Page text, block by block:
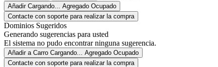
Añadir Cargando... Agregado Ocupado
Contacte con soporte para realizar la compra
Dominios Sugeridos
Generando sugerencias para usted
El sistema no pudo encontrar ninguna sugerencia.
Añadir a Carro Cargando... Agregado Ocupado
Contacte con soporte para realizar la compra